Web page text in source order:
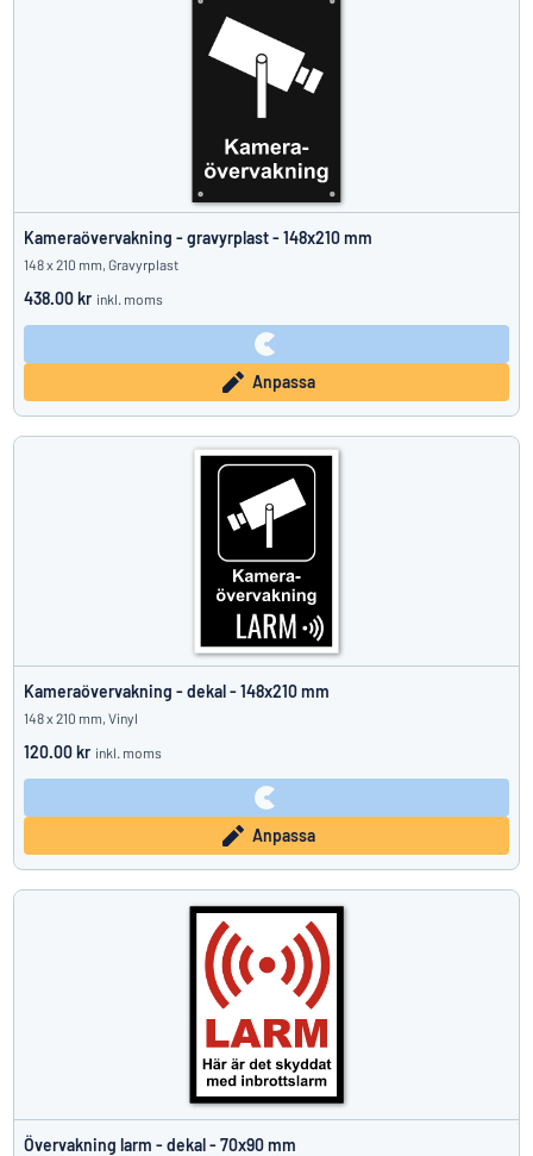
Kameraövervakning - gravyrplast - 148x210 mm
148 x 210 mm, Gravyrplast
438.00 kr inkl. moms
Anpassa
Kameraövervakning - dekal - 148x210 mm
148 x 210 mm, Vinyl
120.00 kr inkl. moms
Anpassa
Övervakning larm - dekal - 70x90 mm